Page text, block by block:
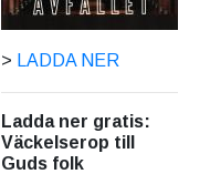
> LADDA NER
Ladda ner gratis:
Väckelserop till
Guds folk